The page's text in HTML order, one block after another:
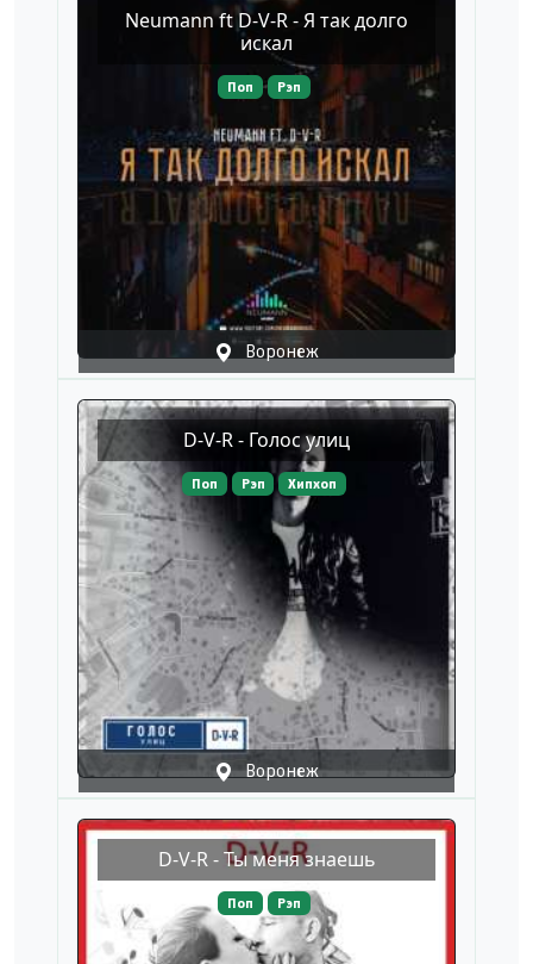
Neumann ft D-V-R - Я так долго
искал
Поп Рэп
Воронеж
D-V-R - Голос улиц
Поп Рэп Хипхоп
Воронеж
D-V-R - Ты меня знаешь
Поп Рэп